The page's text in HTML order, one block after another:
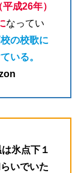
成26年）
なってい
の校歌に
いる。
氷点下１
いでいた